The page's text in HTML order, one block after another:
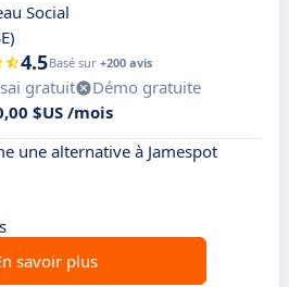
Social
4.5Basé sur +200 avis
gratuit
Démo gratuite
$US /mois
une alternative à Jamespot
savoir plus